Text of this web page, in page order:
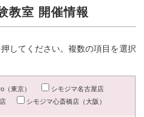
教室 開催情報
してください。複数の項目を選択
（東京）
シモジマ名古屋店
シモジマ心斎橋店（大阪）